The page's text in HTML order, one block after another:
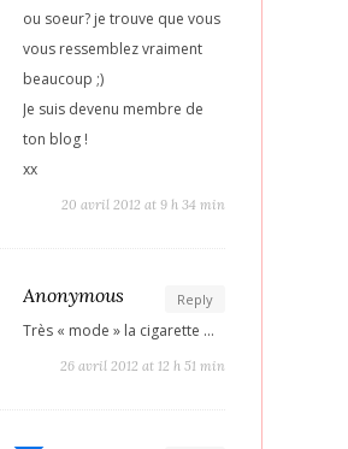
ou soeur? je trouve que vous
vous ressemblez vraiment
beaucoup ;)
Je suis devenu membre de
ton blog !
xx
20 avril 2012 at 9 h 34 min
Reply
Anonymous
Très « mode » la cigarette …
26 avril 2012 at 12 h 51 min